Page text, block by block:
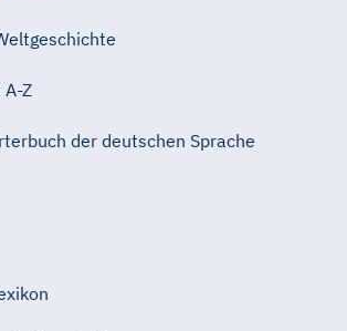
A-Z
der deutschen Sprache